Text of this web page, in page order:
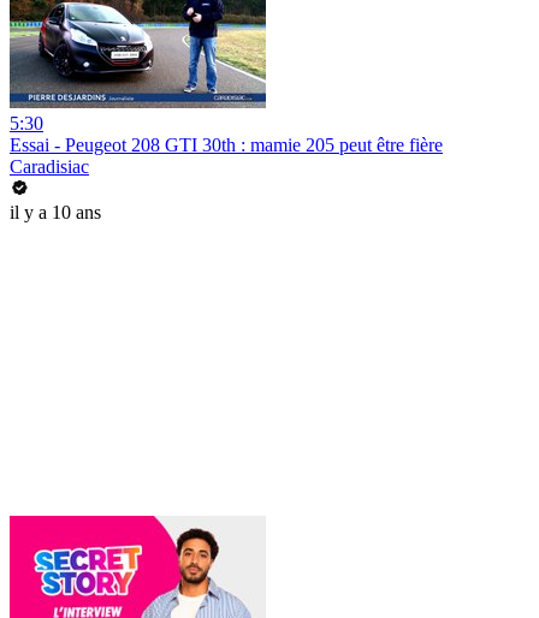
5:30
Essai - Peugeot 208 GTI 30th : mamie 205 peut être fière
Caradisiac
il y a 10 ans